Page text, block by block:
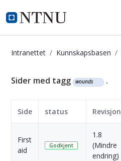
i.ntnu.no
Intranettet Kunnskapsbasen
Kunnskapsbasen
Sider med tagg wounds .
Side status Revisjon
First
aid
Godkjent
1.8
(Mindre
endring)